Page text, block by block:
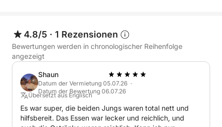
4.8/5 · 1 Rezensionen
Bewertungen werden in chronologischer Reihenfolge
angezeigt
Shaun
Datum der Vermietung 05.07.26 ·
Datum der Bewertung 06.07.26
Übersetzt aus Englisch
Es war super, die beiden Jungs waren total nett und
hilfsbereit. Das Essen war lecker und reichlich, und